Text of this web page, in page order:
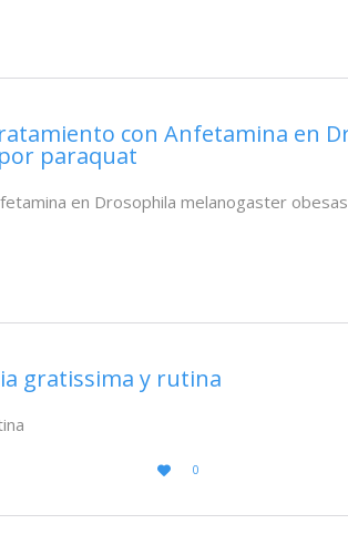
con Anfetamina en
paraquat
en Drosophila melanogaster
gratissima y rutina

LOVE
IT
0